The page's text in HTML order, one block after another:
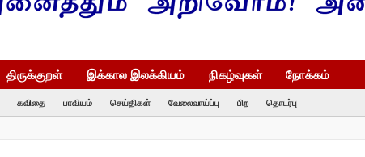
திருக்குறள் இக்கால இலக்கியம் நிகழ்வுகள் நோக்கம்
கவிதை பாவியம் செய்திகள் வேலைவாய்ப்பு பிற தொடர்பு